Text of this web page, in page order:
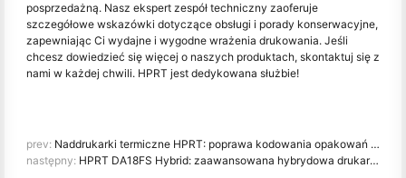
posprzedażną. Nasz ekspert zespół techniczny zaoferuje
szczegółowe wskazówki dotyczące obsługi i porady konserwacyjne,
zapewniając Ci wydajne i wygodne wrażenia drukowania. Jeśli
chcesz dowiedzieć się więcej o naszych produktach, skontaktuj się z
nami w każdej chwili. HPRT jest dedykowana służbie!
prev: Naddrukarki termiczne HPRT: poprawa kodowania opakowań farmaceutycznych i leków
następny: HPRT DA18FS Hybrid: zaawansowana hybrydowa drukarka tekstylna z obróbką wstępną w linii, drukiem cyfrowym i ekranem płaskim